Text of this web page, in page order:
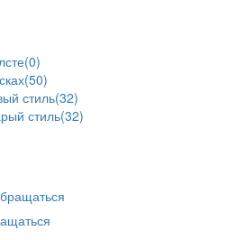
(0)
(50)
стиль(32)
стиль(32)